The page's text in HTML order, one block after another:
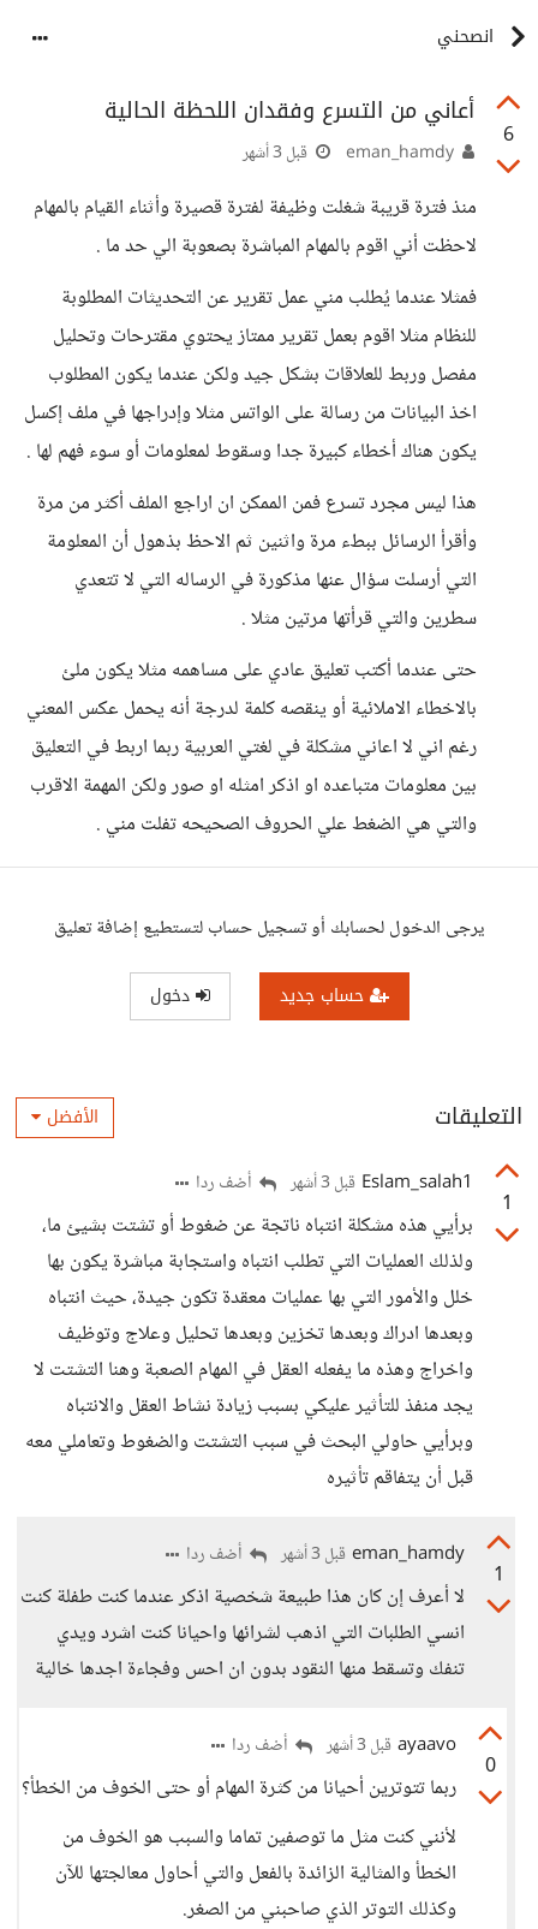
انصحني
6
أعاني من التسرع وفقدان اللحظة الحالية
قبل 3 أشهر
منذ فترة قريبة شغلت وظيفة لفترة قصيرة وأثناء القيام بالمهام
لاحظت أني اقوم بالمهام المباشرة بصعوبة الي حد ما .
فمثلا عندما يُطلب مني عمل تقرير عن التحديثات المطلوبة
للنظام مثلا اقوم بعمل تقرير ممتاز يحتوي مقترحات وتحليل
مفصل وربط للعلاقات بشكل جيد ولكن عندما يكون المطلوب
اخذ البيانات من رسالة على الواتس مثلا وإدراجها في ملف إكسل
يكون هناك أخطاء كبيرة جدا وسقوط لمعلومات أو سوء فهم لها .
هذا ليس مجرد تسرع فمن الممكن ان اراجع الملف أكثر من مرة
وأقرأ الرسائل ببطء مرة واثنين ثم الاحظ بذهول أن المعلومة
التي أرسلت سؤال عنها مذكورة في الرساله التي لا تتعدي
سطرين والتي قرأتها مرتين مثلا .
حتى عندما أكتب تعليق عادي على مساهمه مثلا يكون ملئ
بالاخطاء الاملائية أو ينقصه كلمة لدرجة أنه يحمل عكس المعني
رغم اني لا اعاني مشكلة في لغتي العربية ربما اربط في التعليق
بين معلومات متباعده او اذكر امثله او صور ولكن المهمة الاقرب
والتي هي الضغط علي الحروف الصحيحه تفلت مني .
يرجى الدخول لحسابك أو تسجيل حساب لتستطيع إضافة تعليق
حساب جديد دخول
التعليقات الأفضل
1
Eslam_salah1 قبل 3 أشهر أضف ردا
برأيي هذه مشكلة انتباه ناتجة عن ضغوط أو تشتت بشيئ ما،
ولذلك العمليات التي تطلب انتباه واستجابة مباشرة يكون بها
خلل والأمور التي بها عمليات معقدة تكون جيدة، حيث انتباه
وبعدها ادراك وبعدها تخزين وبعدها تحليل وعلاج وتوظيف
واخراج وهذه ما يفعله العقل في المهام الصعبة وهنا التشتت لا
يجد منفذ للتأثير عليكي بسبب زيادة نشاط العقل والانتباه
وبرأيي حاولي البحث في سبب التشتت والضغوط وتعاملي معه
قبل أن يتفاقم تأثيره
1
eman_hamdy قبل 3 أشهر أضف ردا
لا أعرف إن كان هذا طبيعة شخصية اذكر عندما كنت طفلة كنت
انسي الطلبات التي اذهب لشرائها واحيانا كنت اشرد ويدي
تنفك وتسقط منها النقود بدون ان احس وفجاءة اجدها خالية
0
ayaavo قبل 3 أشهر أضف ردا
ربما تتوترين أحيانا من كثرة المهام أو حتى الخوف من الخطأ؟
لأنني كنت مثل ما توصفين تماما والسبب هو الخوف من
الخطأ والمثالية الزائدة بالفعل والتي أحاول معالجتها للآن
وكذلك التوتر الذي صاحبني من الصغر.